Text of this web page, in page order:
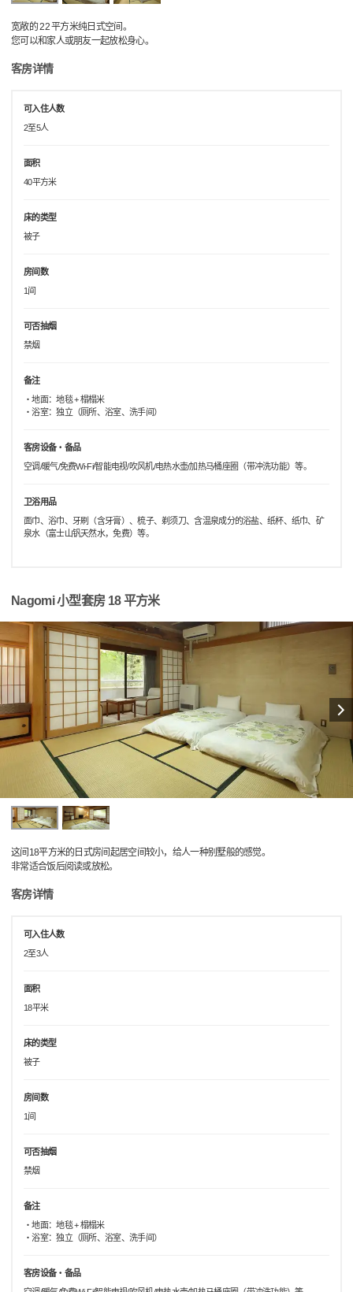
宽敞的 22 平方米纯日式空间。
您可以和家人或朋友一起放松身心。
客房详情
可入住人数
2至5人
面积
40平方米
床的类型
被子
房间数
1间
可否抽烟
禁烟
备注
・地面：地毯 + 榻榻米
・浴室：独立（厕所、浴室、洗手间）
客房设备・备品
空调/暖气/免费Wi-Fi/智能电视/吹风机/电热水壶/加热马桶座圈（带冲洗功能）等。
卫浴用品
面巾、浴巾、牙刷（含牙膏）、梳子、剃须刀、含温泉成分的浴盐、纸杯、纸巾、矿
泉水（富士山钒天然水，免费）等。
Nagomi 小型套房 18 平方米
这间18平方米的日式房间起居空间较小，给人一种别墅般的感觉。
非常适合饭后阅读或放松。
客房详情
可入住人数
2至3人
面积
18平米
床的类型
被子
房间数
1间
可否抽烟
禁烟
备注
・地面：地毯 + 榻榻米
・浴室：独立（厕所、浴室、洗手间）
客房设备・备品